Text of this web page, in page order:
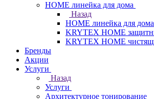
HOME линейка для дома
Назад
HOME линейка для дома
KRYTEX HOME
KRYTEX HOME
Бренды
Акции
Услуги
Назад
Услуги
Архитектурное тонирование